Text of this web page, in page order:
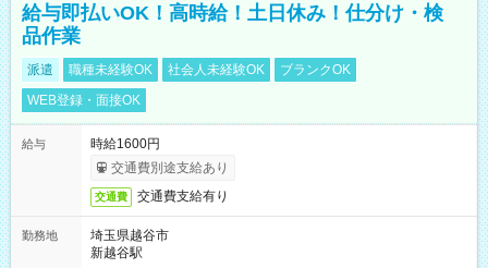
給与即払いOK！高時給！土日休み！仕分け・検
品作業
派遣 職種未経験OK 社会人未経験OK
ブランクOK
WEB登録・面接OK
給与
時給1600円
交通費別途支給あり
交通費 交通費支給有り
勤務地
埼玉県越谷市
新越谷駅